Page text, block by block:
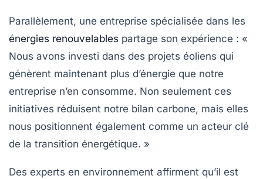
Parallèlement, une entreprise spécialisée dans les
énergies renouvelables partage son expérience : «
Nous avons investi dans des projets éoliens qui
génèrent maintenant plus d’énergie que notre
entreprise n’en consomme. Non seulement ces
initiatives réduisent notre bilan carbone, mais elles
nous positionnent également comme un acteur clé
de la transition énergétique. »
Des experts en environnement affirment qu’il est